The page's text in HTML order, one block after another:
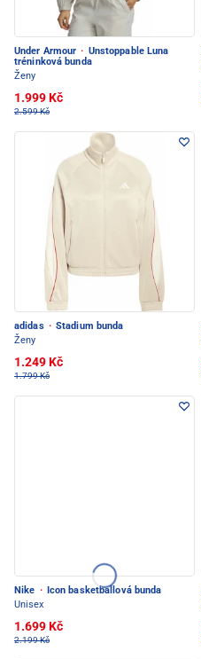
Under Armour · Unstoppable Luna
tréninková bunda
Ženy
1.999 Kč
2.599 Kč
adidas · Stadium bunda
Ženy
1.249 Kč
1.799 Kč
Nike ·
Icon basketballová bunda
Unisex
1.699 Kč
2.199 Kč